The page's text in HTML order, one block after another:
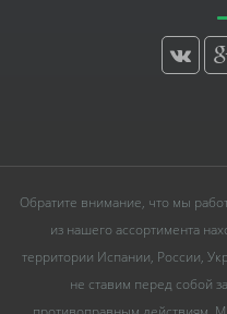
Обратите внимание, что мы
из нашего ассортимента
территории Испании, России,
не ставим перед собой